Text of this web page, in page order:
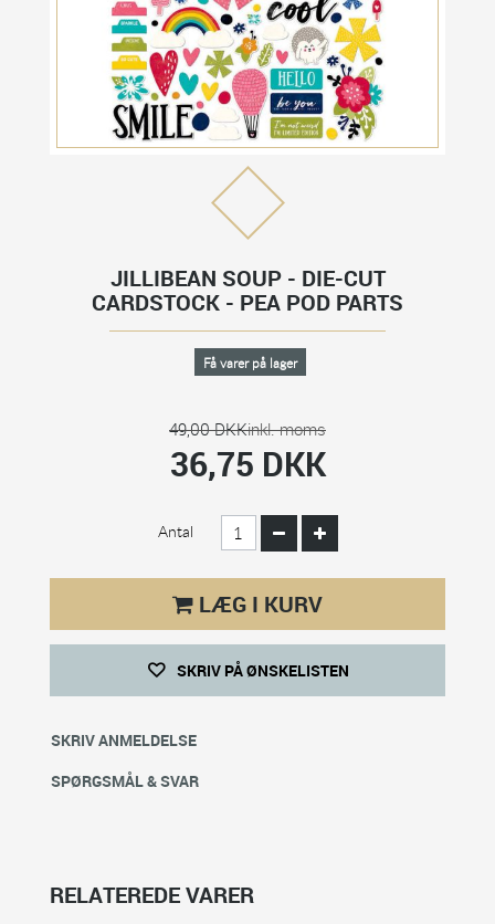
JILLIBEAN SOUP - DIE-CUT
CARDSTOCK - PEA POD PARTS
Få varer på lager
49,00 DKKinkl. moms
36,75 DKK
Antal
LÆG I KURV
SKRIV PÅ ØNSKELISTEN
SKRIV ANMELDELSE
SPØRGSMÅL & SVAR
RELATEREDE VARER